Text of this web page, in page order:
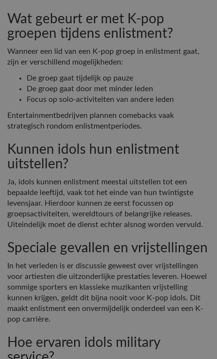
Wat gebeurt er met K-pop
groepen tijdens enlistment?
Wanneer een lid van een K-pop groep in enlistment gaat,
zijn er verschillend mogelijkheden:
De groep gaat tijdelijk op pauze
De groep gaat door met minder leden
Focus op solo-activiteiten van andere leden
Entertainmentbedrijven plannen comebacks vaak
strategisch rondom enlistmentperiodes.
Kunnen idols hun enlistment
uitstellen?
Ja, idols kunnen enlistment meestal uitstellen tot een
bepaalde leeftijd, vaak tot het einde van hun twintigste
levensjaar. Hierdoor kunnen ze eerst focussen op
groepsactiviteiten, wereldtours of belangrijke releases.
Uiteindelijk moet de dienst echter alsnog worden vervuld.
Speciale gevallen en vrijstellingen
In het verleden is er discussie geweest over vrijstellingen
voor artiesten die uitzonderlijke prestaties leveren. Hoewel
sommige sporters en klassieke muzikanten vrijstelling
kunnen krijgen, geldt dit bijna nooit voor K-pop idols. Dit
maakt enlistment een onvermijdelijk onderdeel van een K-
pop carrière.
Hoe ervaren idols military